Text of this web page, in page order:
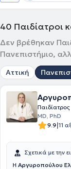
40 Παιδίατροι
Δεν βρέθηκαν
Πανεπιστήμιο,
Αττική
Παιδίατρος
MD, PhD
9.9|11
Σχετικά με την
Η Αργυροπούλου